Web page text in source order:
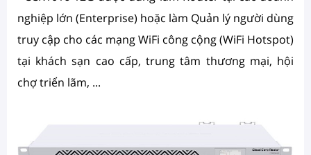
nghiệp lớn (Enterprise) hoặc làm Quản lý người dùng
truy cập cho các mạng WiFi công cộng (WiFi Hotspot)
tại khách sạn cao cấp, trung tâm thương mại, hội
chợ triển lãm, ...